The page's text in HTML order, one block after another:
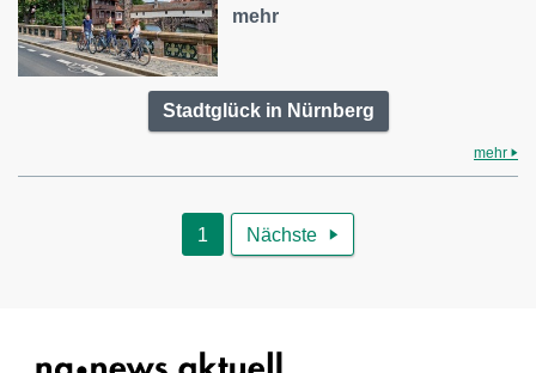
mehr
Stadtglück in Nürnberg
mehr
1 Nächste 